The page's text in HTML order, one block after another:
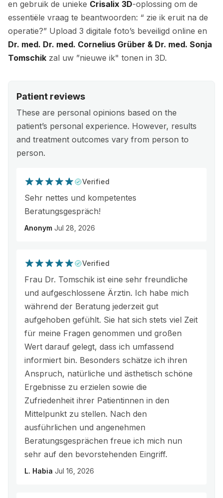
en gebruik de unieke Crisalix 3D-oplossing om de
essentiële vraag te beantwoorden: “ zie ik eruit na de
operatie?” Upload 3 digitale foto’s beveiligd online en
Dr. med. Dr. med. Cornelius Grüber & Dr. med. Sonja
Tomschik zal uw ”nieuwe ik" tonen in 3D.
Patient reviews
These are personal opinions based on the
patient’s personal experience. However, results
and treatment outcomes vary from person to
person.
Verified
Sehr nettes und kompetentes
Beratungsgespräch!
Anonym Jul 28, 2026
Verified
Frau Dr. Tomschik ist eine sehr freundliche
und aufgeschlossene Ärztin. Ich habe mich
während der Beratung jederzeit gut
aufgehoben gefühlt. Sie hat sich stets viel Zeit
für meine Fragen genommen und großen
Wert darauf gelegt, dass ich umfassend
informiert bin. Besonders schätze ich ihren
Anspruch, natürliche und ästhetisch schöne
Ergebnisse zu erzielen sowie die
Zufriedenheit ihrer Patientinnen in den
Mittelpunkt zu stellen. Nach den
ausführlichen und angenehmen
Beratungsgesprächen freue ich mich nun
sehr auf den bevorstehenden Eingriff.
L. Habia Jul 16, 2026